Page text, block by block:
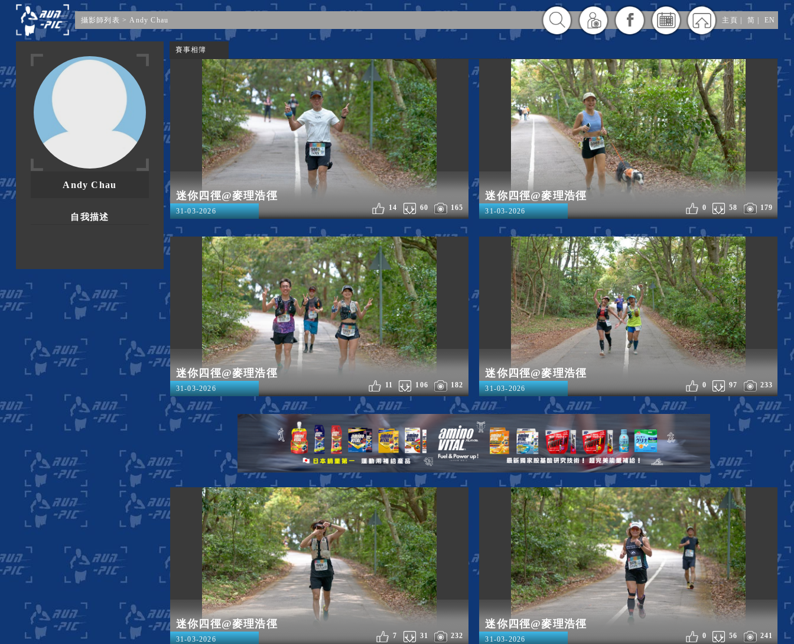
攝影師列表 >Andy Chau 主頁 简 EN
Andy Chau
自我描述
賽事相簿
迷你四徑@麥理浩徑
165
60
14
31-03-2026
迷你四徑@麥理浩徑
179
58
0
31-03-2026
迷你四徑@麥理浩徑
182
106
11
31-03-2026
迷你四徑@麥理浩徑
233
97
0
31-03-2026
迷你四徑@麥理浩徑
232
31
7
31-03-2026
迷你四徑@麥理浩徑
241
56
0
31-03-2026